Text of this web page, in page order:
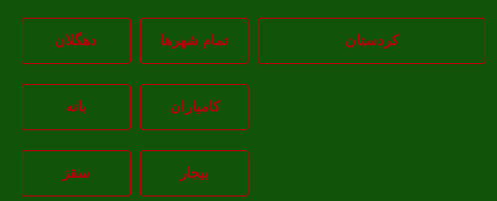
کردستان تمام شهر‌ها دهگلان
کامیاران
بيجار سقز